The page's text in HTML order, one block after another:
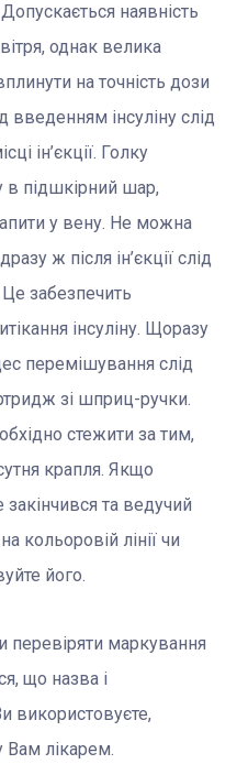
наявність
однак велика
на точність дози
введенням інсуліну слід
ін’єкції. Голку
в підшкірний шар,
у вену. Не можна
ж після ін’єкції слід
забезпечить
інсуліну. Щоразу
перемішування слід
зі шприц-ручки.
стежити за тим,
крапля. Якщо
та ведучий
кольоровій лінії чи
його.
перевіряти маркування
що назва і
використовуєте,
Вам лікарем.